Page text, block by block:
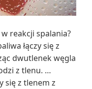
reakcji spalania?
łączy się z
dwutlenek węgla
z tlenu. …
się z tlenem z